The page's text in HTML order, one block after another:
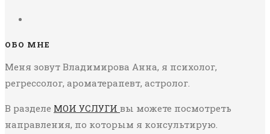
ОБО МНЕ
Меня зовут Владимирова Анна, я психолог,
регрессолог, ароматерапевт, астролог.
В разделе МОИ УСЛУГИ вы можете посмотреть
направления, по которым я консультирую.